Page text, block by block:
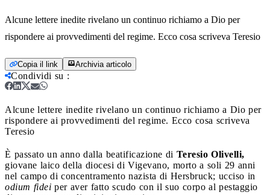
Alcune lettere inedite rivelano un continuo richiamo a Dio per
rispondere ai provvedimenti del regime. Ecco cosa scriveva Teresio
Copia il link Archivia articolo
Condividi su :
Alcune lettere inedite rivelano un continuo richiamo a Dio per
rispondere ai provvedimenti del regime. Ecco cosa scriveva
Teresio
È passato un anno dalla beatificazione di Teresio Olivelli,
giovane laico della diocesi di Vigevano, morto a soli 29 anni
nel campo di concentramento nazista di Hersbruck; ucciso in
odium fidei per aver fatto scudo con il suo corpo al pestaggio